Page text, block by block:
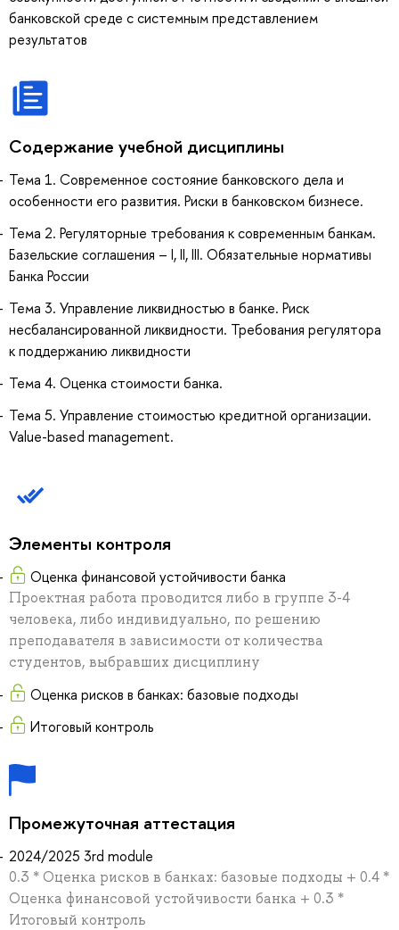
банковской среде с системным представлением
результатов
Содержание учебной дисциплины
Тема 1. Современное состояние банковского дела и
особенности его развития. Риски в банковском бизнесе.
Тема 2. Регуляторные требования к современным банкам.
Базельские соглашения – I, II, III. Обязательные нормативы
Банка России
Тема 3. Управление ликвидностью в банке. Риск
несбалансированной ликвидности. Требования регулятора
к поддержанию ликвидности
Тема 4. Оценка стоимости банка.
Тема 5. Управление стоимостью кредитной организации.
Value-based management.
Элементы контроля
Оценка финансовой устойчивости банка
Проектная работа проводится либо в группе 3-4
человека, либо индивидуально, по решению
преподавателя в зависимости от количества
студентов, выбравших дисциплину
Оценка рисков в банках: базовые подходы
Итоговый контроль
Промежуточная аттестация
2024/2025 3rd module
0.3 * Оценка рисков в банках: базовые подходы + 0.4 *
Оценка финансовой устойчивости банка + 0.3 *
Итоговый контроль